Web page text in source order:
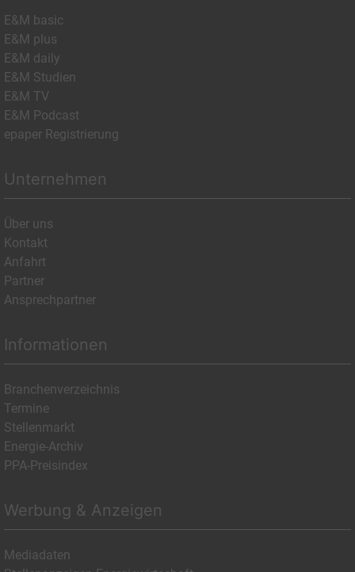
E&M basic
E&M plus
E&M daily
E&M Studien
E&M TV
E&M Podcast
epaper Registrierung
Unternehmen
Über uns
Kontakt
Anfahrt
Partner
Ansprechpartner
Informationen
Branchenverzeichnis
Termine
Stellenmarkt
Energie-Archiv
PPA-Preisindex
Werbung & Anzeigen
Mediadaten